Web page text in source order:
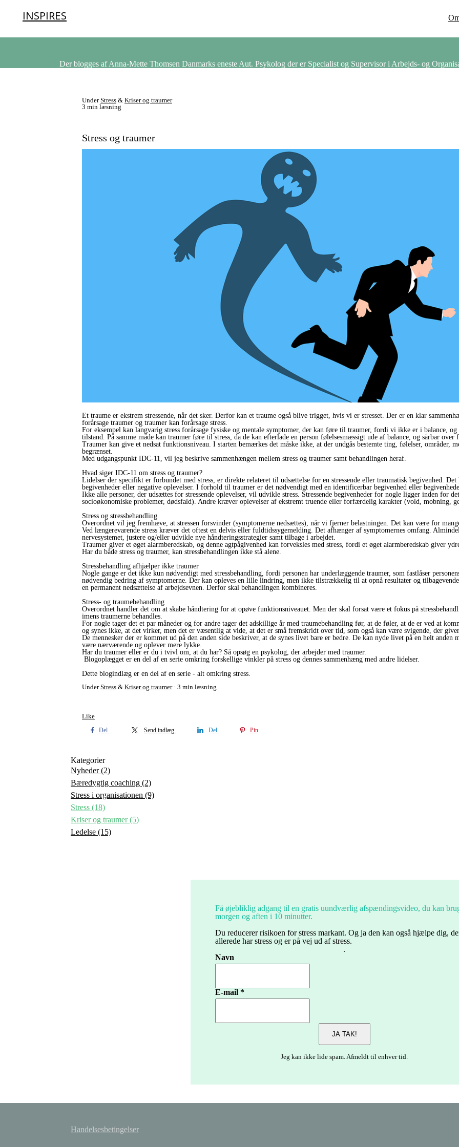
INSPIRES
Der blogges af Anna-Mette Thomsen Danmarks eneste Aut. Psykolog der er Specialist og Supervisor i Arbejds- og
UnderStress & Kriser og traumer
3 min læsning
Stress og traumer
Et traume er ekstrem stressende, når det sker. Derfor kan et traume også blive trigget, hvis vi er stresset. Der er en klar
forårsage traumer og traumer kan forårsage stress.
For eksempel kan langvarig stress forårsage fysiske og mentale symptomer, der kan føre til traumer, fordi vi ikke er i balance,
tilstand. På samme måde kan traumer føre til stress, da de kan efterlade en person følelsesmæssigt ude af balance, og sårbar over
Traumer kan give et nedsat funktionsniveau. I starten bemærkes det måske ikke, at der undgås bestemte ting, følelser, områder,
begrænset.
Med udgangspunkt IDC-11, vil jeg beskrive sammenhængen mellem stress og traumer samt behandlingen heraf.
Hvad siger IDC-11 om stress og traumer?
Lidelser der specifikt er forbundet med stress, er direkte relateret til udsættelse for en stressende eller traumatisk begivenhed.
begivenheder eller negative oplevelser. I forhold til traumer er det nødvendigt med en identificerbar begivenhed eller
Ikke alle personer, der udsættes for stressende oplevelser, vil udvikle stress. Stressende begivenheder for nogle ligger inden for
socioøkonomiske problemer, dødsfald). Andre kræver oplevelser af ekstremt truende eller forfærdelig karakter (vold, mobning,
Stress og stressbehandling
Overordnet vil jeg fremhæve, at stressen forsvinder (symptomerne nedsættes), når vi fjerner belastningen. Det kan være for
Ved længerevarende stress kræver det oftest en delvis eller fuldtidssygemelding. Det afhænger af symptomernes omfang.
nervesystemet, justere og/eller udvikle nye håndteringsstrategier samt tilbage i arbejdet.
Traumer giver et øget alarmberedskab, og denne agtpågivenhed kan forveksles med stress, fordi et øget alarmberedskab giver
Har du både stress og traumer, kan stressbehandlingen ikke stå alene.
Stressbehandling afhjælper ikke traumer
Nogle gange er det ikke kun nødvendigt med stressbehandling, fordi personen har underlæggende traumer, som fastlåser
nødvendig bedring af symptomerne. Der kan opleves en lille lindring, men ikke tilstrækkelig til at opnå resultater og
en permanent nedsættelse af arbejdsevnen. Derfor skal behandlingen kombineres.
Stress- og traumebehandling
Overordnet handler det om at skabe håndtering for at opøve funktionsniveauet. Men der skal forsat være et fokus på
imens traumerne behandles.
For nogle tager det et par måneder og for andre tager det adskillige år med traumebehandling før, at de føler, at de er ved at
og synes ikke, at det virker, men det er væsentlig at vide, at det er små fremskridt over tid, som også kan være svigende, der
De mennesker der er kommet ud på den anden side beskriver, at de synes livet bare er bedre. De kan nyde livet på en helt
være nærværende og oplever mere lykke.
Har du traumer eller er du i tvivl om, at du har? Så opsøg en psykolog, der arbejder med traumer.
Blogoplægget er en del af en serie omkring forskellige vinkler på stress og dennes sammenhæng med andre lidelser.
Dette blogindlæg er en del af en serie - alt omkring stress.
UnderStress & Kriser og traumer 3 min læsning
Like
Del Send indlæg Del Pin
Kategorier
Nyheder(2)
Bæredygtig coaching (2)
Stress i organisationen (9)
Stress (18)
Kriser og traumer(5)
Ledelse (15)
Få øjebliklig adgang til en gratis uundværlig afspændingsvideo, du kan
morgen og aften i 10 minutter.
Du reducerer risikoen for stress markant. Og ja den kan også hjælpe dig,
allerede har stress og er på vej ud af stress.
.
Navn
E-mail *
Jeg kan ikke lide spam. Afmeldt til enhver tid.
Handelsesbetingelser